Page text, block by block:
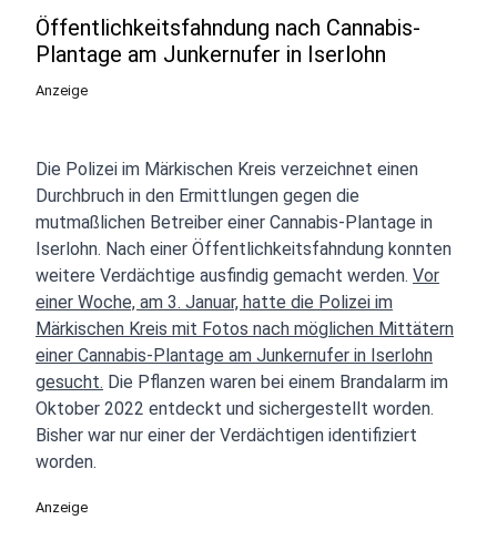
Öffentlichkeitsfahndung nach Cannabis-
Plantage am Junkernufer in Iserlohn
Anzeige
Die Polizei im Märkischen Kreis verzeichnet einen
Durchbruch in den Ermittlungen gegen die
mutmaßlichen Betreiber einer Cannabis-Plantage in
Iserlohn. Nach einer Öffentlichkeitsfahndung konnten
weitere Verdächtige ausfindig gemacht werden. Vor
einer Woche, am 3. Januar, hatte die Polizei im
Märkischen Kreis mit Fotos nach möglichen Mittätern
einer Cannabis-Plantage am Junkernufer in Iserlohn
gesucht. Die Pflanzen waren bei einem Brandalarm im
Oktober 2022 entdeckt und sichergestellt worden.
Bisher war nur einer der Verdächtigen identifiziert
worden.
Anzeige